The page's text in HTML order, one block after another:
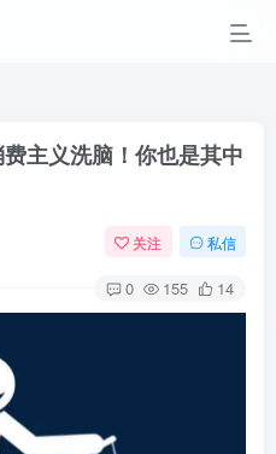
主义洗脑！你也是其中
关注 私信
0 155 14